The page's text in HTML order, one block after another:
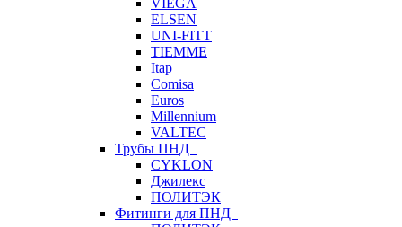
VIEGA
ELSEN
UNI-FITT
TIEMME
Itap
Comisa
Euros
Millennium
VALTEC
Трубы ПНД
CYKLON
Джилекс
ПОЛИТЭК
Фитинги для ПНД